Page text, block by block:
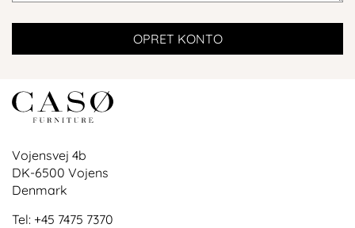
OPRET KONTO
logo
Vojensvej 4b
DK-6500 Vojens
Denmark
Tel: +45 7475 7370